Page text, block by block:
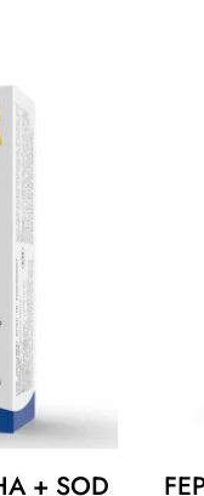
+ SOD